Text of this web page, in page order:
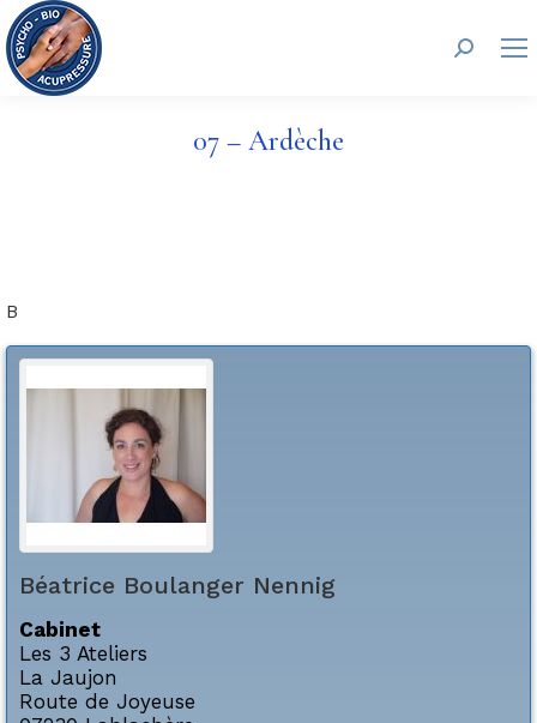
Search:
07 – Ardèche
B
Béatrice Boulanger Nennig
Cabinet
Les 3 Ateliers
La Jaujon
Route de Joyeuse